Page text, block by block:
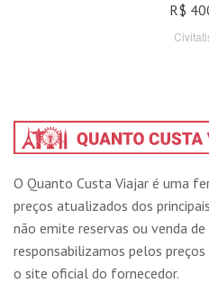
R$
O Quanto Custa Viajar é uma
preços atualizados dos
não emite reservas ou venda
responsabilizamos pelos
o site oficial do fornecedor.